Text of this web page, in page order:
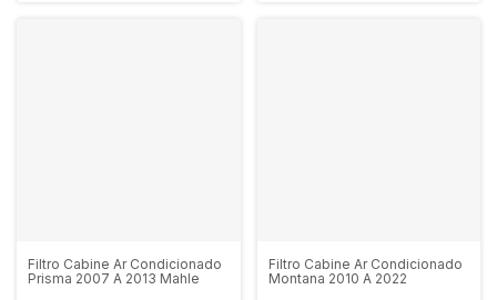
Filtro Cabine Ar Condicionado
Prisma 2007 A 2013 Mahle
Filtro Cabine Ar Condicionado
Montana 2010 A 2022